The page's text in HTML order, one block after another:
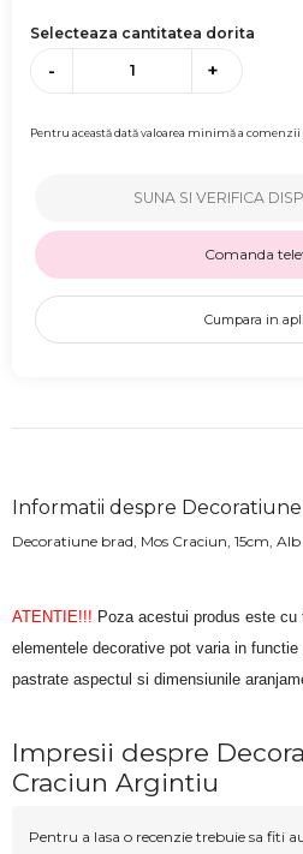
Selecteaza cantitatea dorita
- +
Pentru această dată valoarea minimă a comenzii
SUNA SI VERIFICA
Comanda
Cumpara in
Informatii despre
Decoratiune brad, Mos Craciun, 15cm,
ATENTIE!!! Poza acestui produs este
elementele decorative pot varia in
pastrate aspectul si dimensiunile
Impresii despre
Craciun Argintiu
Pentru a lasa o recenzie trebuie sa fiti